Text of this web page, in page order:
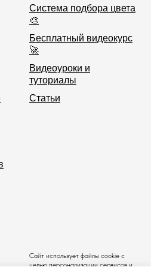
Система подбора цвета
🎨
Бесплатный видеокурс
🚀
Видеоуроки и
туториалы
Статьи
Сайт использует файлы cookie с
целью персонализации сервисов и